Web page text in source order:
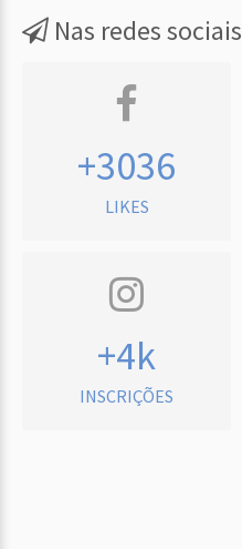
Nas redes sociais
+3036
LIKES
+4k
INSCRIÇÕES